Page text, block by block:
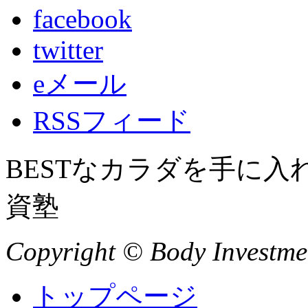
facebook
twitter
eメール
RSSフィード
BESTなカラダを手に入
資塾
Copyright © Body
トップページ